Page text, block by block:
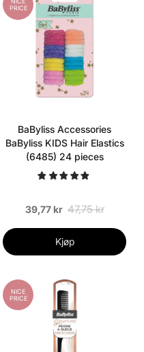
PRICE
BaByliss Accessories
BaByliss KIDS Hair Elastics
(6485) 24 pieces
39,77 kr 47,75 kr
Kjøp
NICE
PRICE